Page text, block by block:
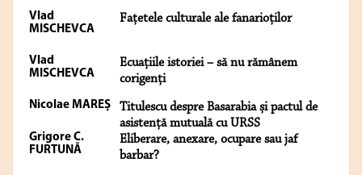
Vlad
MISCHEVCA
Fațetele culturale ale fanarioților
Vlad
MISCHEVCA
Ecuațiile istoriei – să nu rămânem
corigenți
Nicolae MAREȘ
Titulescu despre Basarabia și pactul de
asistență mutuală cu URSS
Grigore C.
FURTUNĂ
Eliberare, anexare, ocupare sau jaf
barbar?